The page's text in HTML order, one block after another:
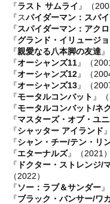
『ラスト サムライ 』（
『スパイダーマン：スパ
『スパイダーマン：アク
『グランド・イリュージ
『親愛なる八本脚の友達
『オーシャンズ11』（
『オーシャンズ12』（
『オーシャンズ13』（
『モータルコンバット 』
『モータルコンバット/ネ
『マスターズ・オブ・ユ
『シャッター アイランド
『シャン・チー/テン・リ
『エターナルズ』（2021）
『 ドクター・ストレンジ/
（2022）
『ソー：ラブ＆サンダー
『ブラック・パンサー/ワ